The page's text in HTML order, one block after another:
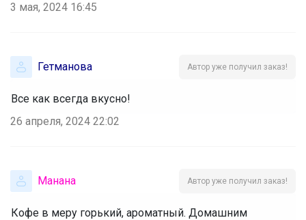
3 мая, 2024 16:45
Гетманова Автор уже получил заказ!
Все как всегда вкусно!
26 апреля, 2024 22:02
Манана Автор уже получил заказ!
Кофе в меру горький, ароматный. Домашним